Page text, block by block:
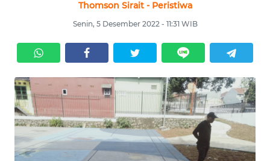
Thomson Sirait - Peristiwa
Senin, 5 Desember 2022 - 11:31 WIB
TOKOH
OPINI
Informasi
INDEKS